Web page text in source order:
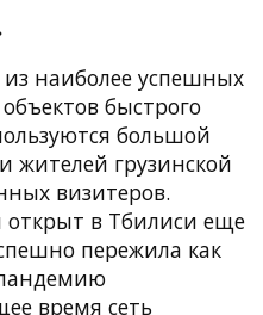
из наиболее успешных
быстрого
большой
жителей грузинской
визитеров.
открыт в Тбилиси еще
пережила как
время сеть